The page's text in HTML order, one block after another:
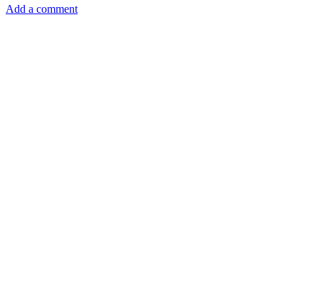
Add a comment